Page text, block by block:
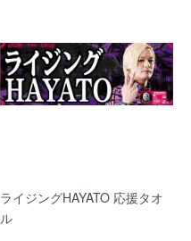
ライジングHAYATO 応援タオ
ル